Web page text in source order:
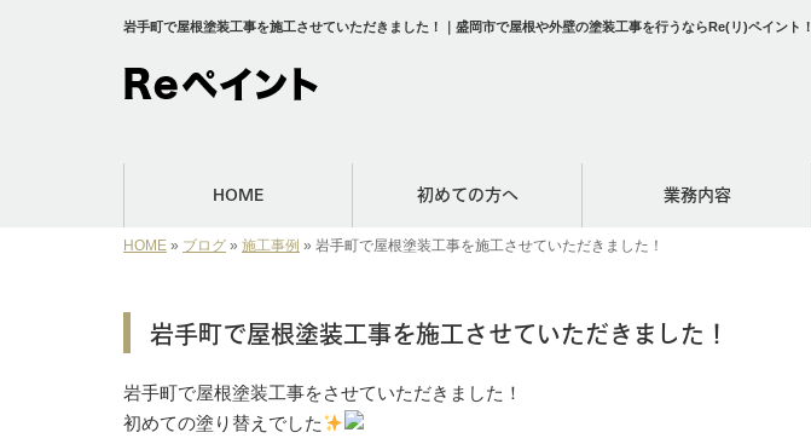
岩手町で屋根塗装工事を施工させていただきました！｜盛岡市で屋根や外壁の塗装工事を行うならRe(リ)ペイント！
HOME 初めての方へ 業務内容
HOME » ブログ » 施工事例 » 岩手町で屋根塗装工事を施工させていただきました！
岩手町で屋根塗装工事を施工させていただきました！
岩手町で屋根塗装工事をさせていただきました！
初めての塗り替えでした